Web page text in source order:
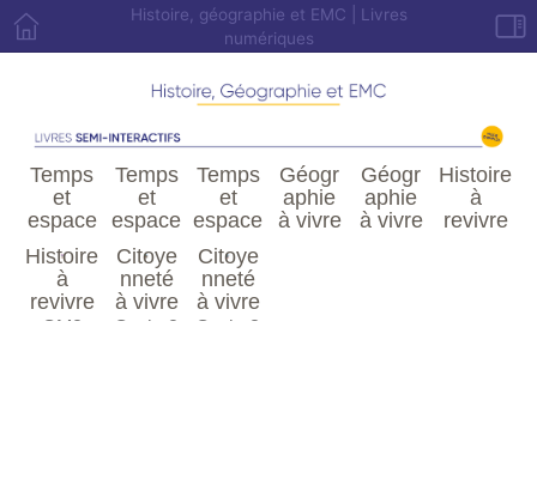
Histoire, géographie et EMC | Livres
numériques
Temps
et
espace
à vivre
CP
Temps
et
espace
à vivre
CE1
Temps
et
espace
à vivre
CE2
Géogr
aphie
à vivre
Géogr
aphie
à vivre
Histoire
à
revivre
Histoire
à
revivre
CM2
Citoye
nneté
à vivre
Cycle 2
Citoye
nneté
à vivre
Cycle 3